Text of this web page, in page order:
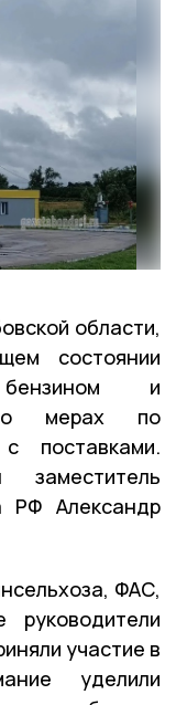
области,
состоянии
и
о мерах по
поставками.
РФ Александр
ФАС,
руководители
участие в
уделили